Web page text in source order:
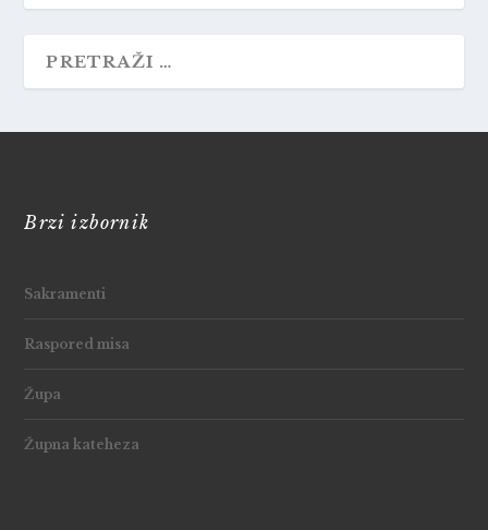
Brzi izbornik
Sakramenti
Raspored misa
Župa
Župna kateheza